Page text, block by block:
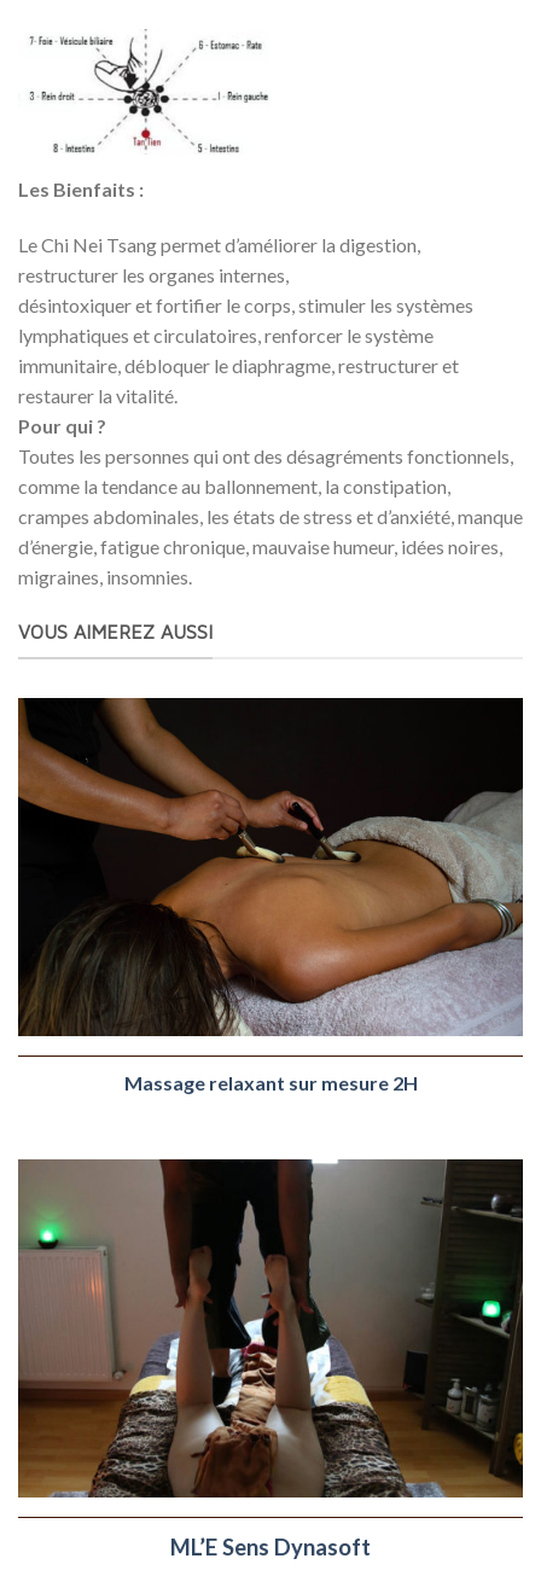
Les Bienfaits :
Le Chi Nei Tsang permet d’améliorer la digestion,
restructurer les organes internes,
désintoxiquer et fortifier le corps, stimuler les systèmes
lymphatiques et circulatoires, renforcer le système
immunitaire, débloquer le diaphragme, restructurer et
restaurer la vitalité.
Pour qui ?
Toutes les personnes qui ont des désagréments fonctionnels,
comme la tendance au ballonnement, la constipation,
crampes abdominales, les états de stress et d’anxiété, manque
d’énergie, fatigue chronique, mauvaise humeur, idées noires,
migraines, insomnies.
VOUS AIMEREZ AUSSI
Massage relaxant sur mesure 2H
ML’E Sens Dynasoft